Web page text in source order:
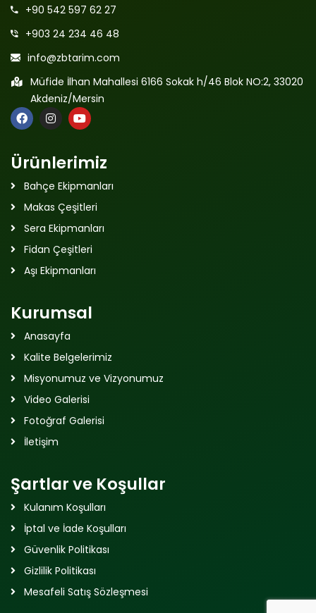
+90 542 597 62 27
+903 24 234 46 48
info@zbtarim.com
Müfide İlhan Mahallesi 6166 Sokak h/46 Blok NO:2, 33020
Akdeniz/Mersin
Ürünlerimiz
Bahçe Ekipmanları
Makas Çeşitleri
Sera Ekipmanları
Fidan Çeşitleri
Aşı Ekipmanları
Kurumsal
Anasayfa
Kalite Belgelerimiz
Misyonumuz ve Vizyonumuz
Video Galerisi
Fotoğraf Galerisi
İletişim
Şartlar ve Koşullar
Kulanım Koşulları
İptal ve İade Koşulları
Güvenlik Politikası
Gizlilik Politikası
Mesafeli Satış Sözleşmesi